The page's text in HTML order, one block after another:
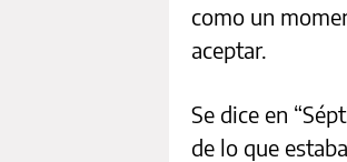
como un
aceptar.
Se dice en
de lo que